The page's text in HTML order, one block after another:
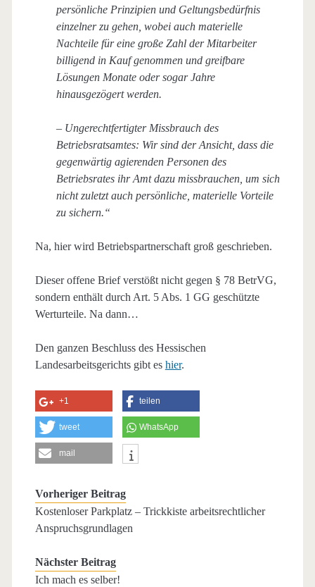
persönliche Prinzipien und Geltungsbedürfnis
einzelner zu gehen, wobei auch materielle
Nachteile für eine große Zahl der Mitarbeiter
billigend in Kauf genommen und greifbare
Lösungen Monate oder sogar Jahre
hinausgezögert werden.
– Ungerechtfertigter Missbrauch des
Betriebsratsamtes: Wir sind der Ansicht, dass die
gegenwärtig agierenden Personen des
Betriebsrates ihr Amt dazu missbrauchen, um sich
nicht zuletzt auch persönliche, materielle Vorteile
zu sichern.“
Na, hier wird Betriebspartnerschaft groß geschrieben.
Dieser offene Brief verstößt nicht gegen § 78 BetrVG,
sondern enthält durch Art. 5 Abs. 1 GG geschützte
Werturteile. Na dann…
Den ganzen Beschluss des Hessischen
Landesarbeitsgerichts gibt es hier.
+1 teilen
tweet WhatsApp
mail
Vorheriger Beitrag
Kostenloser Parkplatz – Trickkiste arbeitsrechtlicher
Anspruchsgrundlagen
Nächster Beitrag
Ich mach es selber!